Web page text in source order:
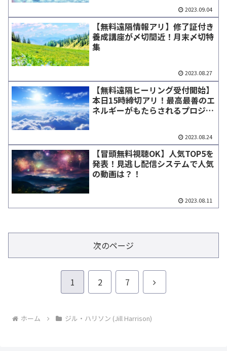
2023.09.04
【無料遠隔情報アリ】修了証付き
養成講座が〆切間近！月末〆切特
集
2023.08.27
【無料遠隔ヒーリング受付開始】
本日15時締切アリ！最高最善のエ
ネルギーがもたらされるプロジェ
2023.08.24
【冒頭無料視聴OK】人気TOP5を
発表！見逃し配信システムで人気
の動画は？！
2023.08.11
次のページ
1 2 7
次
ホーム ジル・ハリソン (Jill Harrison)